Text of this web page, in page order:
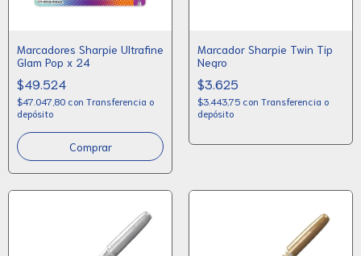
Marcadores Sharpie Ultrafine
Glam Pop x 24
$49.524
$47.047,80 con Transferencia o
depósito
Marcador Sharpie Twin Tip
Negro
$3.625
$3.443,75 con Transferencia o
depósito